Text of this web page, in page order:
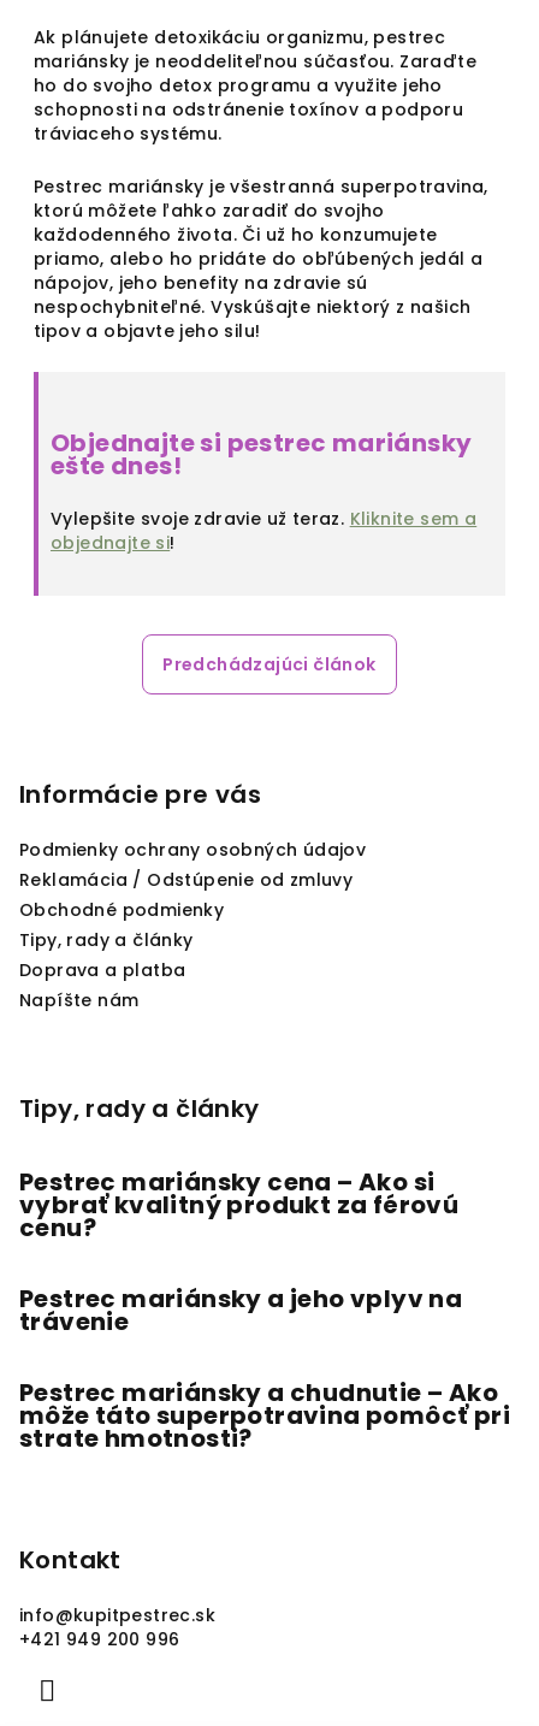
Ak plánujete detoxikáciu organizmu, pestrec
mariánsky je neoddeliteľnou súčasťou. Zaraďte
ho do svojho detox programu a využite jeho
schopnosti na odstránenie toxínov a podporu
tráviaceho systému.
Pestrec mariánsky je všestranná superpotravina,
ktorú môžete ľahko zaradiť do svojho
každodenného života. Či už ho konzumujete
priamo, alebo ho pridáte do obľúbených jedál a
nápojov, jeho benefity na zdravie sú
nespochybniteľné. Vyskúšajte niektorý z našich
tipov a objavte jeho silu!
Objednajte si pestrec mariánsky
ešte dnes!
Vylepšite svoje zdravie už teraz. Kliknite sem a
objednajte si!
Predchádzajúci článok
Informácie pre vás
Podmienky ochrany osobných údajov
Reklamácia / Odstúpenie od zmluvy
Obchodné podmienky
Tipy, rady a články
Doprava a platba
Napíšte nám
Tipy, rady a články
Pestrec mariánsky cena – Ako si
vybrať kvalitný produkt za férovú
cenu?
Pestrec mariánsky a jeho vplyv na
trávenie
Pestrec mariánsky a chudnutie – Ako
môže táto superpotravina pomôcť pri
strate hmotnosti?
Kontakt
info@kupitpestrec.sk
+421 949 200 996